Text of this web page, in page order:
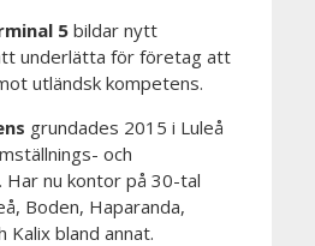
5bildar nytt
underlätta för företag att
utländsk kompetens.
grundades 2015 i Luleå
och
Har nu kontor på 30-tal
Boden, Haparanda,
Kalix bland annat.